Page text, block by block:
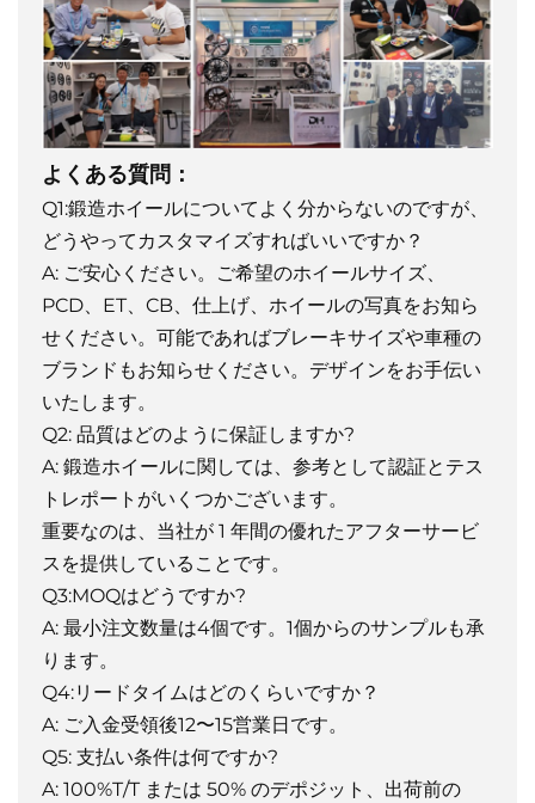
よくある質問：
Q1:鍛造ホイールについてよく分からないのですが、
どうやってカスタマイズすればいいですか？
A: ご安心ください。ご希望のホイールサイズ、
PCD、ET、CB、仕上げ、ホイールの写真をお知ら
せください。可能であればブレーキサイズや車種の
ブランドもお知らせください。デザインをお手伝い
いたします。
Q2: 品質はどのように保証しますか?
A: 鍛造ホイールに関しては、参考として認証とテス
トレポートがいくつかございます。
重要なのは、当社が 1 年間の優れたアフターサービ
スを提供していることです。
Q3:MOQはどうですか?
A: 最小注文数量は4個です。1個からのサンプルも承
ります。
Q4:リードタイムはどのくらいですか？
A: ご入金受領後12〜15営業日です。
Q5: 支払い条件は何ですか?
A: 100%T/T または 50% のデポジット、出荷前の